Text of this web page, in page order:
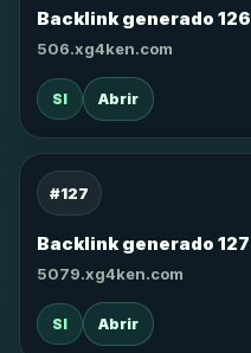
Backlink generado 126
506.xg4ken.com
SI Abrir
#127
Backlink generado 127
5079.xg4ken.com
SI Abrir